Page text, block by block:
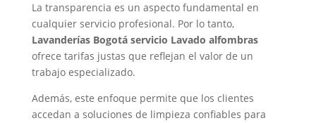
La transparencia es un aspecto fundamental en
cualquier servicio profesional. Por lo tanto,
Lavanderías Bogotá servicio Lavado alfombras
ofrece tarifas justas que reflejan el valor de un
trabajo especializado.
Además, este enfoque permite que los clientes
accedan a soluciones de limpieza confiables para